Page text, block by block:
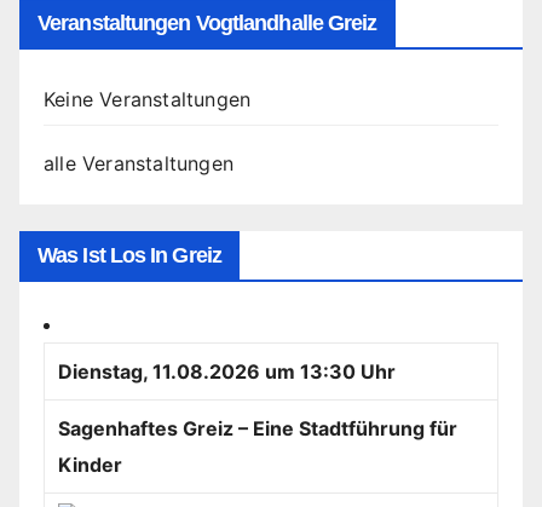
Veranstaltungen Vogtlandhalle Greiz
Keine Veranstaltungen
alle Veranstaltungen
Was Ist Los In Greiz
Dienstag, 11.08.2026 um 13:30 Uhr
Sagenhaftes Greiz – Eine Stadtführung für
Kinder